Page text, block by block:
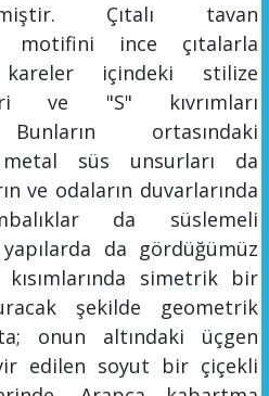
Çıtalı tavan
motifini ince çıtalarla
içindeki stilize
ve "S" kıvrımları
ortasındaki
metal süs
unsurları da
ve odaların duvarlarında
da süslemeli
da gördüğümüz
da simetrik bir
şekilde geometrik
onun altındaki üçgen
edilen soyut bir çiçekli